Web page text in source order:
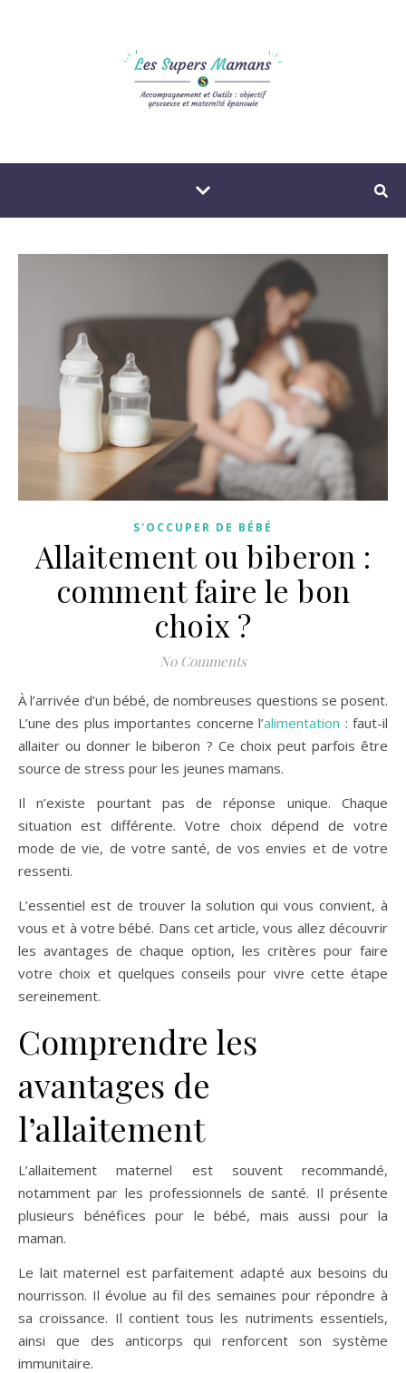
S'OCCUPER DE BÉBÉ
Allaitement ou biberon :
comment faire le bon
choix ?
No Comments
À l’arrivée d’un bébé, de nombreuses questions se posent.
L’une des plus importantes concerne l’alimentation : faut-il
allaiter ou donner le biberon ? Ce choix peut parfois être
source de stress pour les jeunes mamans.
Il n’existe pourtant pas de réponse unique. Chaque
situation est différente. Votre choix dépend de votre
mode de vie, de votre santé, de vos envies et de votre
ressenti.
L’essentiel est de trouver la solution qui vous convient, à
vous et à votre bébé. Dans cet article, vous allez découvrir
les avantages de chaque option, les critères pour faire
votre choix et quelques conseils pour vivre cette étape
sereinement.
Comprendre les
avantages de
l’allaitement
L’allaitement maternel est souvent recommandé,
notamment par les professionnels de santé. Il présente
plusieurs bénéfices pour le bébé, mais aussi pour la
maman.
Le lait maternel est parfaitement adapté aux besoins du
nourrisson. Il évolue au fil des semaines pour répondre à
sa croissance. Il contient tous les nutriments essentiels,
ainsi que des anticorps qui renforcent son système
immunitaire.